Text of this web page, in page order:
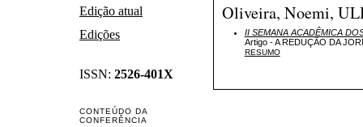
Edição atual
Edições
ISSN: 2526-401X
CONTEÚDO DA
CONFERÊNCIA
Oliveira, Noemi,
II SEMANA ACADÊMICA
Artigo - A REDUÇÃO DA
RESUMO